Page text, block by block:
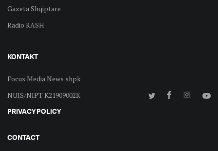
Gazeta Shqiptare
Radio RASH
KONTAKT
Focus Media News shpk
NUIS/NIPT K21909002K
PRIVACY POLICY
CONTACT